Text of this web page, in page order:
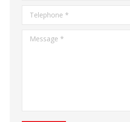
Telephone *
Message *